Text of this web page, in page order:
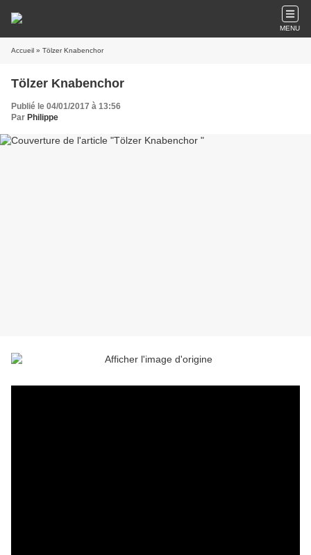
MENU
Accueil » Tölzer Knabenchor
Tölzer Knabenchor
Publié le 04/01/2017 à 13:56
Par Philippe